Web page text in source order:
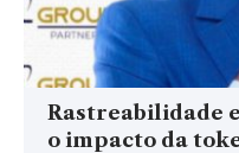
Rastreabilidade
o impacto da